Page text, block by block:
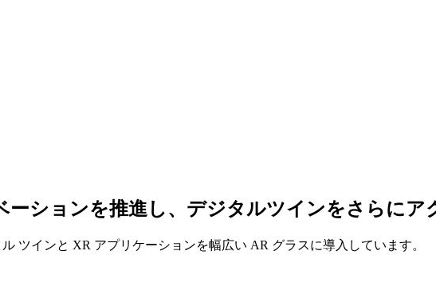
ーションを推進し、デジタルツインをさらに
ル ツインと XR アプリケーションを幅広い AR グラスに導入しています。